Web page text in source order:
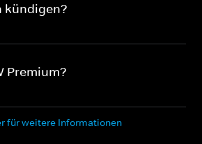
kündigen?
Premium?
für weitere Informationen